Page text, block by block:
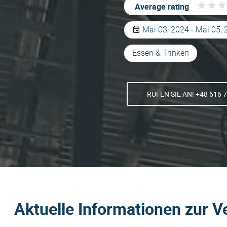
Average rating ★ ★ ★
★ ★ ★
Mai 03, 2024 - Mai 05,
Essen & Trinken
RUFEN SIE AN! +48 616
Aktuelle Informationen zur